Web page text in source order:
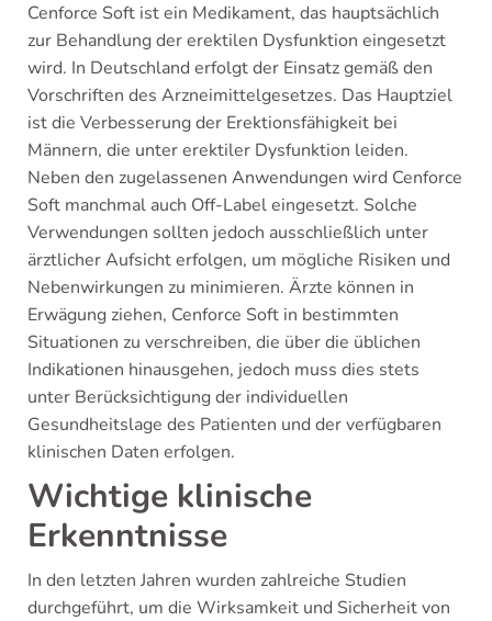
Cenforce Soft ist ein Medikament, das hauptsächlich
zur Behandlung der erektilen Dysfunktion eingesetzt
wird. In Deutschland erfolgt der Einsatz gemäß den
Vorschriften des Arzneimittelgesetzes. Das Hauptziel
ist die Verbesserung der Erektionsfähigkeit bei
Männern, die unter erektiler Dysfunktion leiden.
Neben den zugelassenen Anwendungen wird Cenforce
Soft manchmal auch Off-Label eingesetzt. Solche
Verwendungen sollten jedoch ausschließlich unter
ärztlicher Aufsicht erfolgen, um mögliche Risiken und
Nebenwirkungen zu minimieren. Ärzte können in
Erwägung ziehen, Cenforce Soft in bestimmten
Situationen zu verschreiben, die über die üblichen
Indikationen hinausgehen, jedoch muss dies stets
unter Berücksichtigung der individuellen
Gesundheitslage des Patienten und der verfügbaren
klinischen Daten erfolgen.
Wichtige klinische
Erkenntnisse
In den letzten Jahren wurden zahlreiche Studien
durchgeführt, um die Wirksamkeit und Sicherheit von